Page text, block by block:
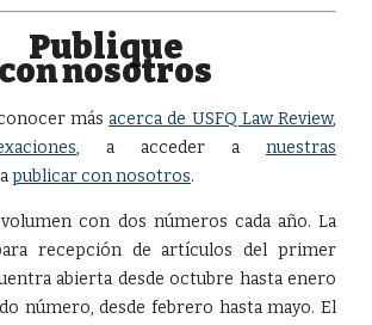
Publique
con nosotros
másacerca de USFQ Law Review,
, a acceder a nuestras
publicar con nosotros.
con dos números cada año. La
recepción de artículos del primer
abierta desde octubre hasta enero
número, desde febrero hasta mayo. El